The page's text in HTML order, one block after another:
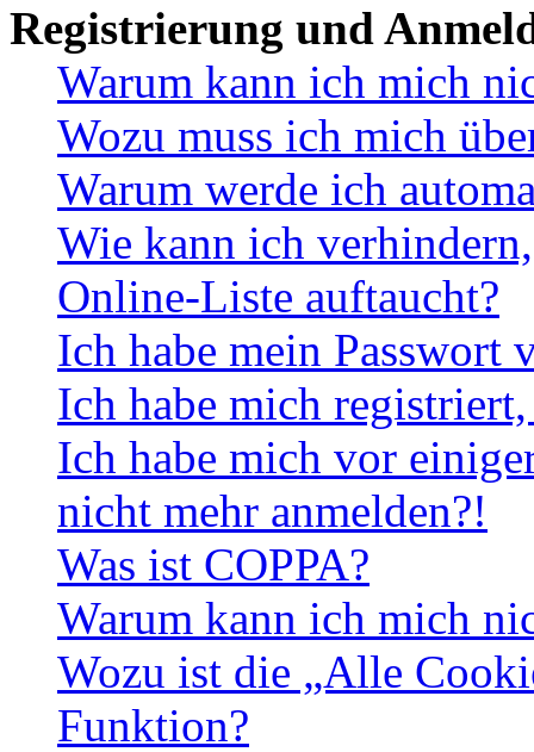
Registrierung und
Warum kann ich mich
Wozu muss ich mich
Warum werde ich
Wie kann ich
Online-Liste auftaucht?
Ich habe mein Passwort
Ich habe mich
Ich habe mich vor
nicht mehr anmelden?!
Was ist COPPA?
Warum kann ich mich
Wozu ist die „Alle
Funktion?